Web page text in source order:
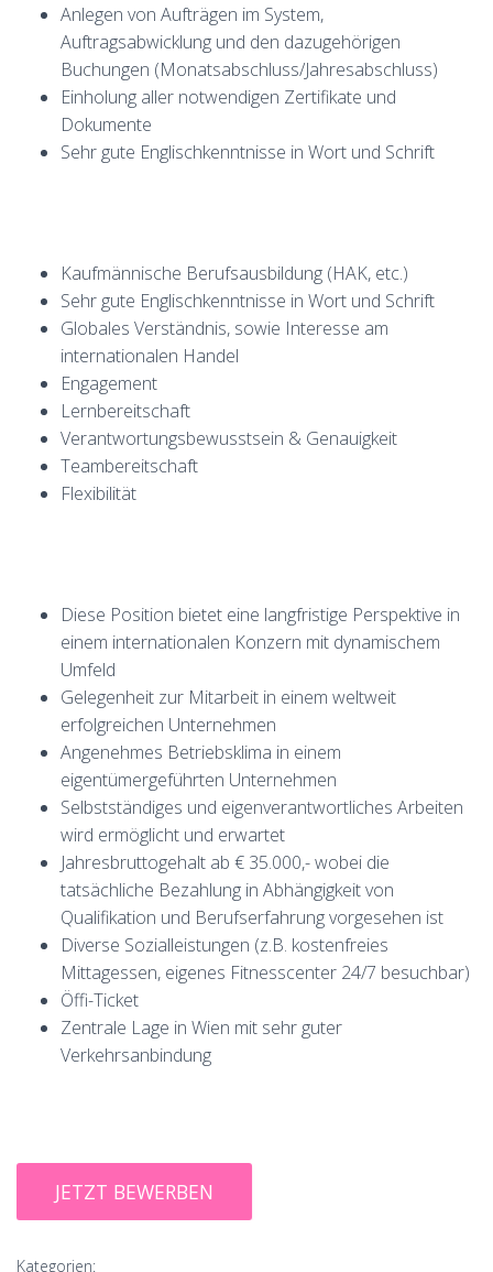
Anlegen von Aufträgen im System,
Auftragsabwicklung und den dazugehörigen
Buchungen (Monatsabschluss/Jahresabschluss)
Einholung aller notwendigen Zertifikate und
Dokumente
Sehr gute Englischkenntnisse in Wort und Schrift
Kaufmännische Berufsausbildung (HAK, etc.)
Sehr gute Englischkenntnisse in Wort und Schrift
Globales Verständnis, sowie Interesse am
internationalen Handel
Engagement
Lernbereitschaft
Verantwortungsbewusstsein & Genauigkeit
Teambereitschaft
Flexibilität
Diese Position bietet eine langfristige Perspektive in
einem internationalen Konzern mit dynamischem
Umfeld
Gelegenheit zur Mitarbeit in einem weltweit
erfolgreichen Unternehmen
Angenehmes Betriebsklima in einem
eigentümergeführten Unternehmen
Selbstständiges und eigenverantwortliches Arbeiten
wird ermöglicht und erwartet
Jahresbruttogehalt ab € 35.000,- wobei die
tatsächliche Bezahlung in Abhängigkeit von
Qualifikation und Berufserfahrung vorgesehen ist
Diverse Sozialleistungen (z.B. kostenfreies
Mittagessen, eigenes Fitnesscenter 24/7 besuchbar)
Öffi-Ticket
Zentrale Lage in Wien mit sehr guter
Verkehrsanbindung
Kategorien: